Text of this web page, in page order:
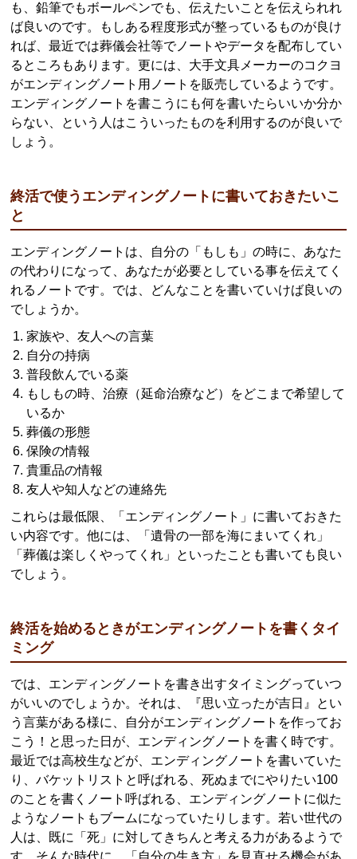
も、鉛筆でもボールペンでも、伝えたいことを伝えられれ
ば良いのです。もしある程度形式が整っているものが良け
れば、最近では葬儀会社等でノートやデータを配布してい
るところもあります。更には、大手文具メーカーのコクヨ
がエンディングノート用ノートを販売しているようです。
エンディングノートを書こうにも何を書いたらいいか分か
らない、という人はこういったものを利用するのが良いで
しょう。
終活で使うエンディングノートに書いておきたいこ
と
エンディングノートは、自分の「もしも」の時に、あなた
の代わりになって、あなたが必要としている事を伝えてく
れるノートです。では、どんなことを書いていけば良いの
でしょうか。
家族や、友人への言葉
自分の持病
普段飲んでいる薬
もしもの時、治療（延命治療など）をどこまで希望して
いるか
葬儀の形態
保険の情報
貴重品の情報
友人や知人などの連絡先
これらは最低限、「エンディングノート」に書いておきた
い内容です。他には、「遺骨の一部を海にまいてくれ」
「葬儀は楽しくやってくれ」といったことも書いても良い
でしょう。
終活を始めるときがエンディングノートを書くタイ
ミング
では、エンディングノートを書き出すタイミングっていつ
がいいのでしょうか。それは、『思い立ったが吉日』とい
う言葉がある様に、自分がエンディングノートを作ってお
こう！と思った日が、エンディングノートを書く時です。
最近では高校生などが、エンディングノートを書いていた
り、バケットリストと呼ばれる、死ぬまでにやりたい100
のことを書くノート呼ばれる、エンディングノートに似た
ようなノートもブームになっていたりします。若い世代の
人は、既に「死」に対してきちんと考える力があるようで